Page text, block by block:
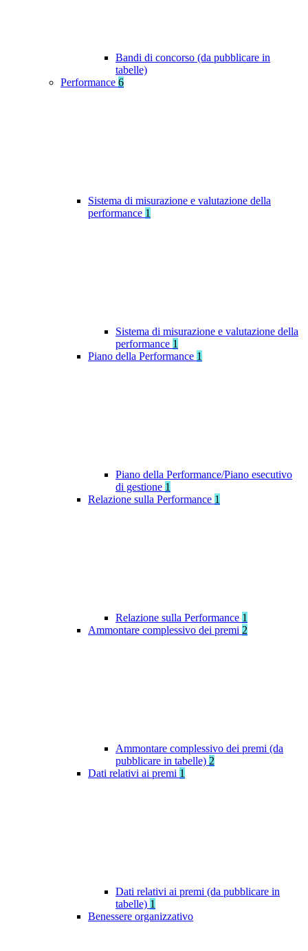
Bandi di concorso (da pubblicare in
tabelle)
Performance 6
Sistema di misurazione e valutazione della
performance 1
Sistema di misurazione e valutazione della
performance 1
Piano della Performance 1
Piano della Performance/Piano esecutivo
di gestione 1
Relazione sulla Performance 1
Relazione sulla Performance 1
Ammontare complessivo dei premi 2
Ammontare complessivo dei premi (da
pubblicare in tabelle) 2
Dati relativi ai premi 1
Dati relativi ai premi (da pubblicare in
tabelle) 1
Benessere organizzativo